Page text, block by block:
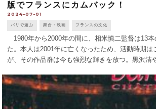
版でフランスにカムバック！
2024-07-01
パリで遊ぶ 舞台・映画 フランスの文化
1980年から2000年の間に、相米慎二監督は13本
た。本人は2001年に亡くなったため、活動時期は
が、その作品群は今も強烈な輝きを放つ。黒沢清
きい。 『台 [...]